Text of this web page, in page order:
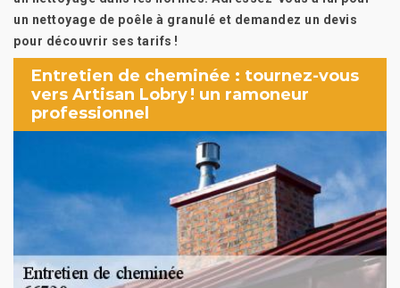
un nettoyage de poêle à granulé et demandez un devis
pour découvrir ses tarifs !
Entretien de cheminée : tournez-vous
vers Artisan Lobry ! un ramoneur
professionnel